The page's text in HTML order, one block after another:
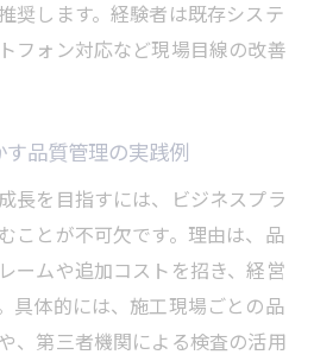
奨します。経験者は既存システ
フォン対応など現場目線の改善
品質管理の実践例
長を目指すには、ビジネスプラ
ことが不可欠です。理由は、品
ームや追加コストを招き、経営
具体的には、施工現場ごとの品
、第三者機関による検査の活用